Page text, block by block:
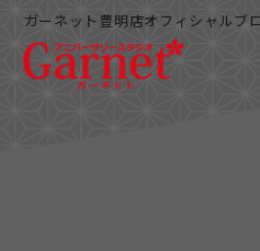
ガーネット豊明店オフィシャルブ